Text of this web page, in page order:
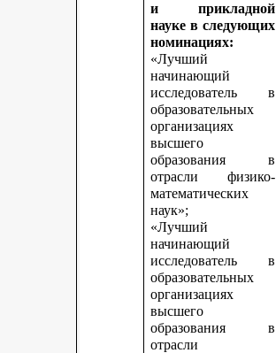
и прикладной
наукев следующих
номинациях:
«Лучший
начинающий
исследователь в
образовательных
организациях
высшего
образования в
отрасли физико-
математических
наук»;
«Лучший
начинающий
исследователь в
образовательных
организациях
высшего
образования в
отрасли